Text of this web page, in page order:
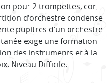
pour 2 trompettes, cor,
d'orchestre condense
pupitres d'un orchestre
exige une formation
des instruments et à la
Niveau Difficile.